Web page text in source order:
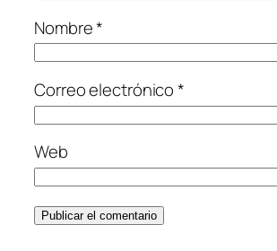
Nombre*
Correo electrónico*
Web